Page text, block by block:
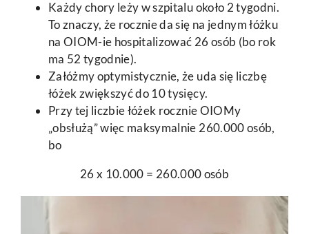
Każdy chory leży w szpitalu około 2 tygodni.
To znaczy, że rocznie da się na jednym łóżku
na OIOM-ie hospitalizować 26 osób (bo rok
ma 52 tygodnie).
Załóżmy optymistycznie, że uda się liczbę
łóżek zwiększyć do 10 tysięcy.
Przy tej liczbie łóżek rocznie OIOMy
„obsłużą” więc maksymalnie 260.000 osób,
bo
26 x 10.000 = 260.000 osób